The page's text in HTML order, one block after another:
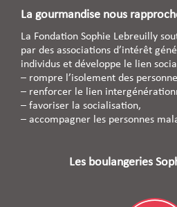
La gourmandise nous
La Fondation Sophie Lebreuilly
par des associations d’intérêt
individus et développe le lien
– rompre l’isolement des
– renforcer le lien
– favoriser la socialisation,
– accompagner les personnes
Les boulangeries